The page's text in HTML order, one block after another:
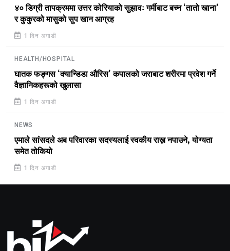
४० डिग्री तापक्रममा उत्तर कोरियाको सुझावः गर्मीबाट बच्न ‘तातो खाना’
र कुकुरको मासुको सुप खान आग्रह
1 दिन अगाडी
HEALTH/HOSPITAL
घातक फङ्गस ‘क्यान्डिडा औरिस’ कपालको जराबाट शरीरमा प्रवेश गर्ने
वैज्ञानिकहरूको खुलासा
1 दिन अगाडी
NEWS
एमाले सांसदले अब परिवारका सदस्यलाई स्वकीय राख्न नपाउने, योग्यता
समेत तोकियो
1 दिन अगाडी